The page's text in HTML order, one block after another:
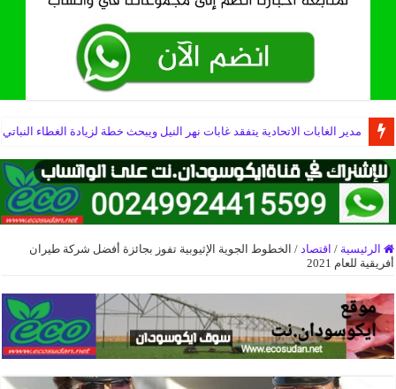
مدير الغابات الاتحادية يتفقد غابات نهر النيل ويبحث خطة لزيادة الغطاء النباتي
الرئيسية / اقتصاد / الخطوط الجوية الإثيوبية تفوز بجائزة أفضل شركة طيران
أفريقية للعام 2021